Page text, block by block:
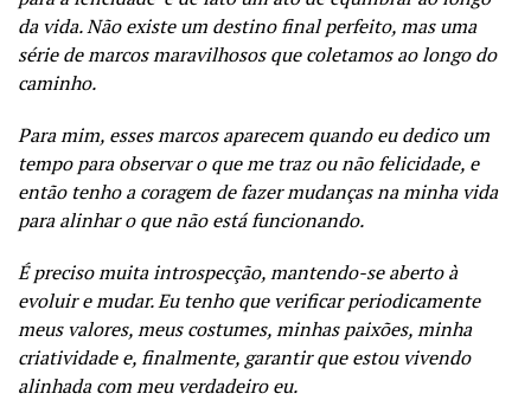
da vida. Não existe um destino final perfeito, mas uma
série de marcos maravilhosos que coletamos ao longo do
caminho.
Para mim, esses marcos aparecem quando eu dedico um
tempo para observar o que me traz ou não felicidade, e
então tenho a coragem de fazer mudanças na minha vida
para alinhar o que não está funcionando.
É preciso muita introspecção, mantendo-se aberto à
evoluir e mudar. Eu tenho que verificar periodicamente
meus valores, meus costumes, minhas paixões, minha
criatividade e, finalmente, garantir que estou vivendo
alinhada com meu verdadeiro eu.